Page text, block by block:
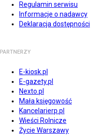
Regulamin serwisu
Informacje o nadawcy
Deklaracja dostępności
PARTNERZY
E-kiosk.pl
E-gazety.pl
Nexto.pl
Mała księgowość
Kancelarierp.pl
Wieści Rolnicze
Życie Warszawy